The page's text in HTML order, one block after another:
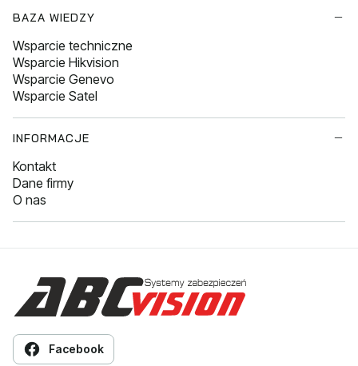
BAZA WIEDZY
Wsparcie techniczne
Wsparcie Hikvision
Wsparcie Genevo
Wsparcie Satel
INFORMACJE
Kontakt
Dane firmy
O nas
Facebook